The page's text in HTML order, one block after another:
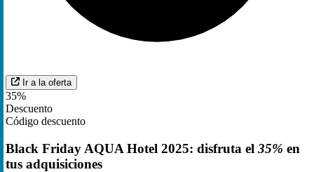
Ir a la oferta
35%
Descuento
Código descuento
Black Friday AQUA Hotel 2025: disfruta el 35% en
tus adquisiciones